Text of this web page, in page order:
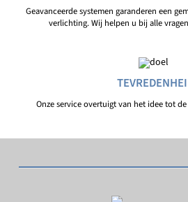
Geavanceerde systemen garanderen een
verlichting. Wij helpen u bij alle
Onze service overtuigt van het idee tot